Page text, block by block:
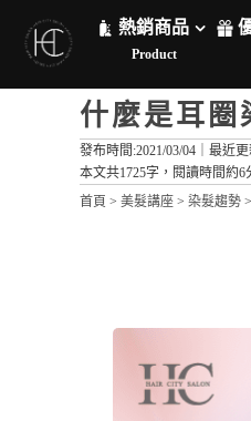
熱銷商品
Product
什麼是耳圈
發布時間:2021/03/04｜ 最近更
本文共1725字，閱讀時間約6
首頁 > 美髮講座 > 染髮趨勢 >